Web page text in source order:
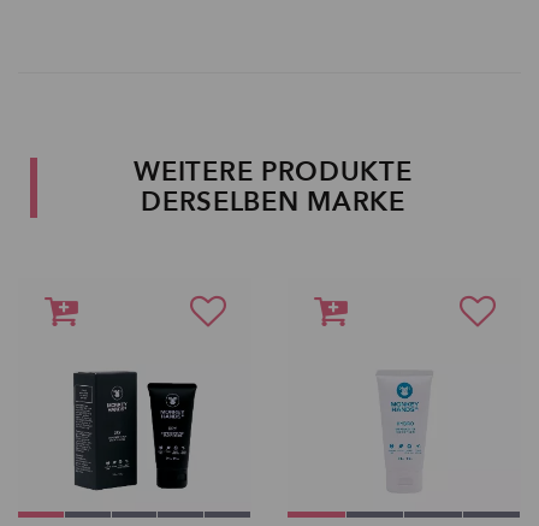
WEITERE PRODUKTE
DERSELBEN MARKE